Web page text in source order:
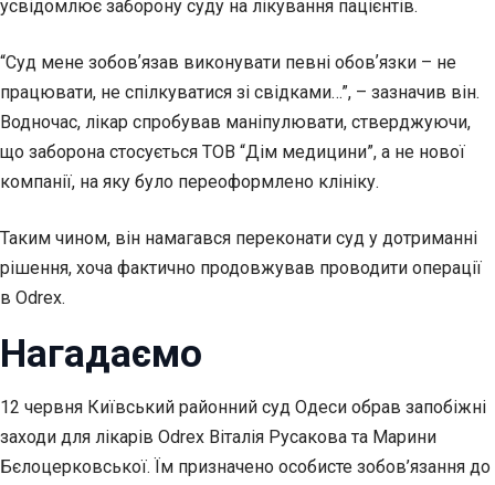
усвідомлює заборону суду на лікування пацієнтів.
“Суд мене зобовʼязав виконувати певні обовʼязки – не
працювати, не спілкуватися зі свідками…”, – зазначив він.
Водночас, лікар спробував маніпулювати, стверджуючи,
що заборона стосується ТОВ “Дім медицини”, а не нової
компанії, на яку було переоформлено клініку.
Таким чином, він намагався переконати суд у дотриманні
рішення, хоча фактично продовжував проводити операції
в Odrex.
Нагадаємо
12 червня Київський районний суд Одеси обрав запобіжні
заходи для лікарів Odrex Віталія Русакова та Марини
Бєлоцерковської. Їм призначено особисте зобов’язання до